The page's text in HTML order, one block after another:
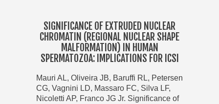
SIGNIFICANCE OF EXTRUDED NUCLEAR
CHROMATIN (REGIONAL NUCLEAR SHAPE
MALFORMATION) IN HUMAN
SPERMATOZOA: IMPLICATIONS FOR ICSI
Mauri AL, Oliveira JB, Baruffi RL, Petersen
CG, Vagnini LD, Massaro FC, Silva LF,
Nicoletti AP, Franco JG Jr. Significance of